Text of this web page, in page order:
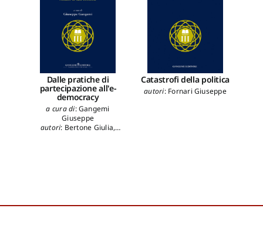
Dalle pratiche di
partecipazione all'e-
democracy
a cura di:Gangemi
Giuseppe
autori: Bertone Giulia,
Catastrofi della politica
autori: Fornari Giuseppe